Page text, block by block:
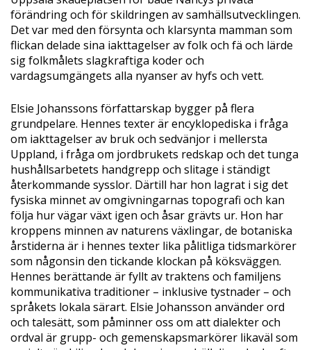
förändring och för skildringen av samhällsutvecklingen.
Det var med den försynta och klarsynta mamman som
flickan delade sina iakttagelser av folk och fä och lärde
sig folkmålets slagkraftiga koder och
vardagsumgängets alla nyanser av hyfs och vett.
Elsie Johanssons författarskap bygger på flera
grundpelare. Hennes texter är encyklopediska i fråga
om iakttagelser av bruk och sedvänjor i mellersta
Uppland, i fråga om jordbrukets redskap och det tunga
hushållsarbetets handgrepp och slitage i ständigt
återkommande sysslor. Därtill har hon lagrat i sig det
fysiska minnet av omgivningarnas topografi och kan
följa hur vägar växt igen och åsar grävts ur. Hon har
kroppens minnen av naturens växlingar, de botaniska
årstiderna är i hennes texter lika pålitliga tidsmarkörer
som någonsin den tickande klockan på köksväggen.
Hennes berättande är fyllt av traktens och familjens
kommunikativa traditioner – inklusive tystnader – och
språkets lokala särart. Elsie Johansson använder ord
och talesätt, som påminner oss om att dialekter och
ordval är grupp- och gemenskapsmarkörer likaväl som